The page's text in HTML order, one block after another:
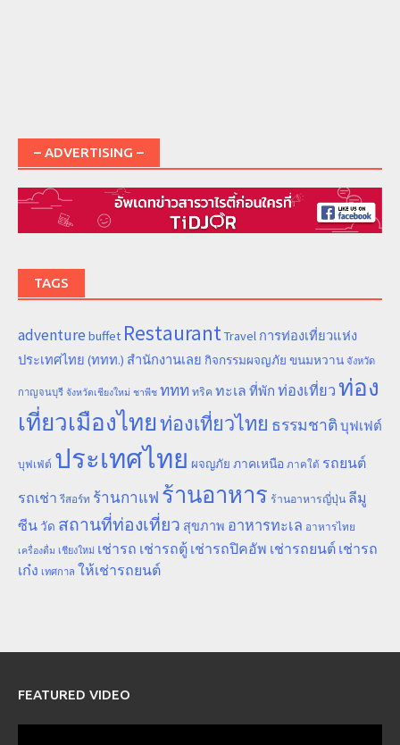
– ADVERTISING –
TAGS
adventure buffet RestaurantTravel การท่องเที่ยวแห่ง
ประเทศไทย (ททท.) สำนักงานเลย กิจกรรมผจญภัย ขนมหวาน จังหวัด
กาญจนบุรี จังหวัดเชียงใหม่ ชาพีช ททท ทริค ทะเล ที่พัก ท่องเที่ยวท่อง
เที่ยวเมืองไทยท่องเที่ยวไทย ธรรมชาติ บุฟเฟต์
บุฟเฟ่ต์ ประเทศไทย ผจญภัย ภาคเหนือ ภาคใต้ รถยนต์
รถเช่า รีสอร์ท ร้านกาแฟ ร้านอาหาร ร้านอาหารญี่ปุ่น ลีมู
ซีน วัด สถานที่ท่องเที่ยว สุขภาพ อาหารทะเล อาหารไทย
เครื่องดื่ม เชียงใหม่ เช่ารถ เช่ารถตู้ เช่ารถปิคอัพ เช่ารถยนต์ เช่ารถ
เก๋ง เทศกาล ให้เช่ารถยนต์
FEATURED VIDEO